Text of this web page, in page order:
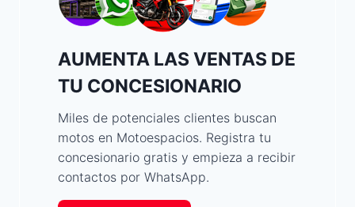
AUMENTA LAS VENTAS DE
TU CONCESIONARIO
Miles de potenciales clientes buscan
motos en Motoespacios. Registra tu
concesionario gratis y empieza a recibir
contactos por WhatsApp.